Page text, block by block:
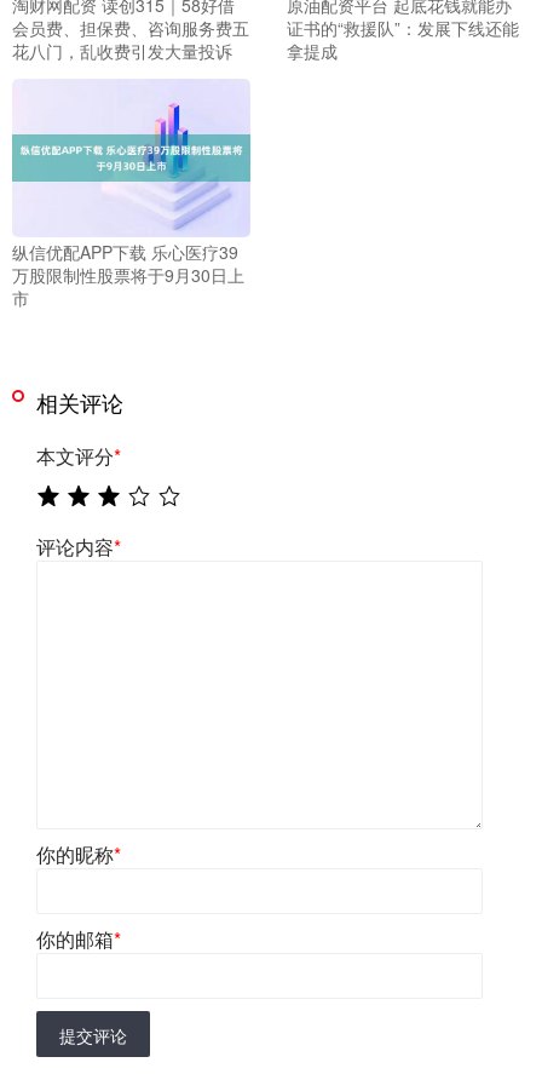
会员费、担保费、咨询服务费五
花八门，乱收费引发大量投诉
证书的“救援队”：发展下线还能
拿提成
纵信优配APP下载 乐心医疗39
万股限制性股票将于9月30日上
市
相关评论
本文评分*
评论内容*
你的昵称*
你的邮箱*
提交评论